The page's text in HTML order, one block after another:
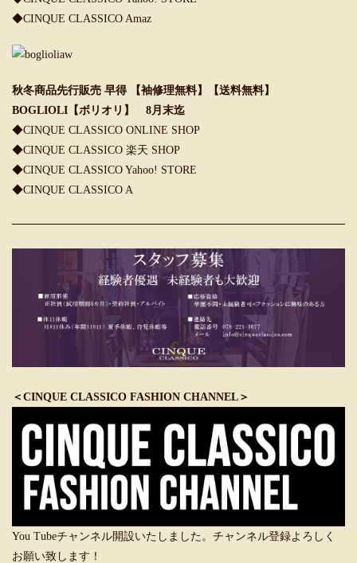
◆CINQUE CLASSICO Amaz
秋冬商品先行販売 早得 【袖修理無料】【送料無料】
BOGLIOLI【ボリオリ】 8月末迄
◆CINQUE CLASSICO ONLINE SHOP
◆CINQUE CLASSICO 楽天 SHOP
◆CINQUE CLASSICO Yahoo! STORE
◆CINQUE CLASSICO A
＜CINQUE CLASSICO FASHION CHANNEL＞
You Tubeチャンネル開設いたしました。チャンネル登録よろしく
お願い致します！